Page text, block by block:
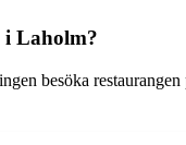
i Laholm?
besöka